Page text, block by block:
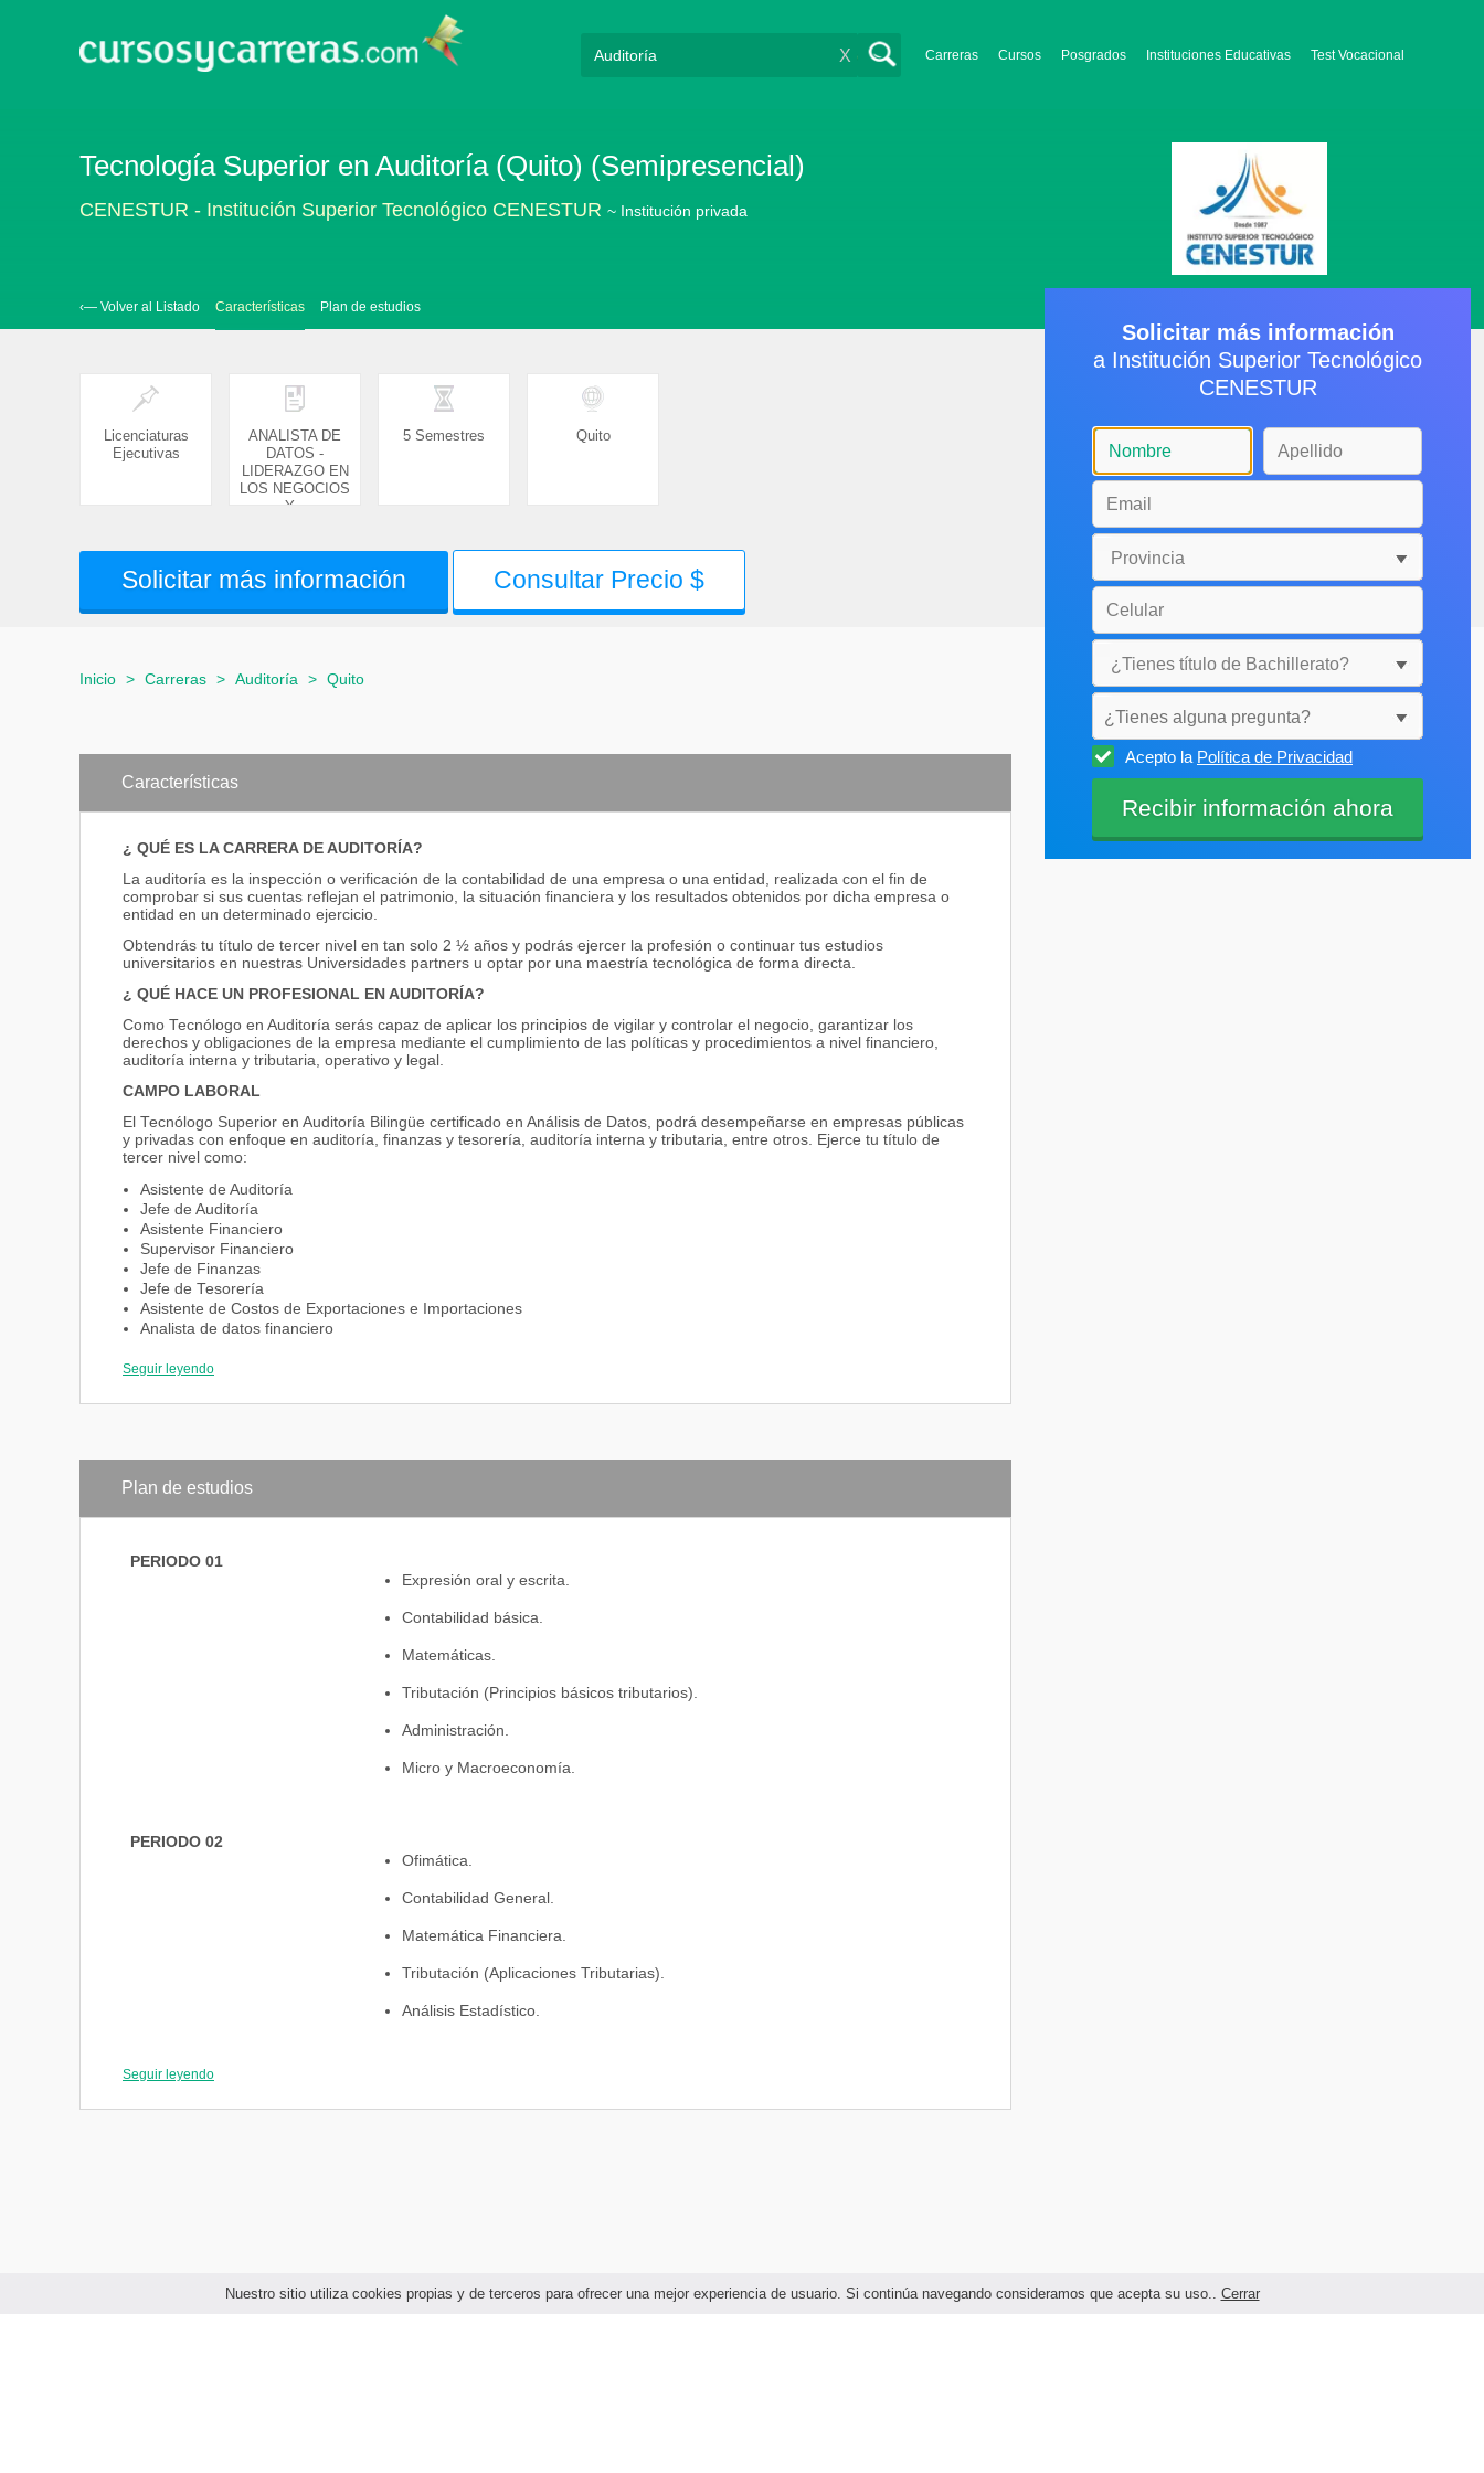
Nuestro sitio utiliza cookies propias y de terceros para ofrecer una mejor experiencia de usuario. Si continúa navegando consideramos que acepta su uso.. Cerrar
Carreras Cursos Posgrados Instituciones Educativas Test Vocacional
X
Tecnología Superior en Auditoría (Quito) (Semipresencial)
CENESTUR - Institución Superior Tecnológico CENESTUR ~ Institución privada
‹— Volver al Listado Características Plan de estudios
Licenciaturas
Ejecutivas
ANALISTA DE
DATOS -
LIDERAZGO EN
LOS NEGOCIOS
Y...
5 Semestres Quito
Solicitar más información Consultar Precio $
Inicio > Carreras > Auditoría > Quito
Características
¿ QUÉ ES LA CARRERA DE AUDITORÍA?
La auditoría es la inspección o verificación de la contabilidad de una empresa o una entidad, realizada con el fin de
comprobar si sus cuentas reflejan el patrimonio, la situación financiera y los resultados obtenidos por dicha empresa o
entidad en un determinado ejercicio.
Obtendrás tu título de tercer nivel en tan solo 2 ½ años y podrás ejercer la profesión o continuar tus estudios
universitarios en nuestras Universidades partners u optar por una maestría tecnológica de forma directa.
¿ QUÉ HACE UN PROFESIONAL EN AUDITORÍA?
Como Tecnólogo en Auditoría serás capaz de aplicar los principios de vigilar y controlar el negocio, garantizar los
derechos y obligaciones de la empresa mediante el cumplimiento de las políticas y procedimientos a nivel financiero,
auditoría interna y tributaria, operativo y legal.
CAMPO LABORAL
El Tecnólogo Superior en Auditoría Bilingüe certificado en Análisis de Datos, podrá desempeñarse en empresas públicas
y privadas con enfoque en auditoría, finanzas y tesorería, auditoría interna y tributaria, entre otros. Ejerce tu título de
tercer nivel como:
Asistente de Auditoría
Jefe de Auditoría
Asistente Financiero
Supervisor Financiero
Jefe de Finanzas
Jefe de Tesorería
Asistente de Costos de Exportaciones e Importaciones
Analista de datos financiero
Seguir leyendo
Plan de estudios
PERIODO 01
Expresión oral y escrita.
Contabilidad básica.
Matemáticas.
Tributación (Principios básicos tributarios).
Administración.
Micro y Macroeconomía.
PERIODO 02
Ofimática.
Contabilidad General.
Matemática Financiera.
Tributación (Aplicaciones Tributarias).
Análisis Estadístico.
Informática Aplicada.
Seguir leyendo
Solicitar más información
a Institución Superior Tecnológico
CENESTUR
¿Tienes alguna pregunta?
Selecciónala
Acepto la Política de Privacidad